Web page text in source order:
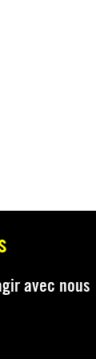
avec nous